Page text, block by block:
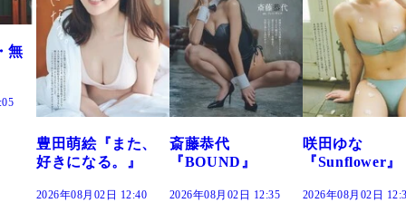
斎藤恭代
『BOUND』
2026年08月02日 12:35
咲田ゆな
『Sunflower』
2026年08月02日 12:30
藤水咲桜『花
だまり』
2026年08月02日